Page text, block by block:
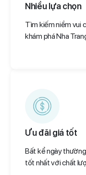
Nhiều lựa chọn
Tìm kiếm niềm vui
khám phá Nha
Ưu đãi giá tốt
Bất kể ngày
tốt nhất với chất